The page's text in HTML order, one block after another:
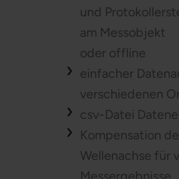
und
am Messobjekt
oder offline
einfacher
verschiedenen
csv-Datei
Kompensation
Wellenachse für
Messergebnisse